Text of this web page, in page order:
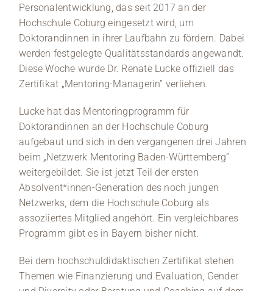
Personalentwicklung, das seit 2017 an der
Hochschule Coburg eingesetzt wird, um
Doktorandinnen in ihrer Laufbahn zu fördern. Dabei
werden festgelegte Qualitätsstandards angewandt.
Diese Woche wurde Dr. Renate Lucke offiziell das
Zertifikat „Mentoring-Managerin” verliehen.
Lucke hat das Mentoringprogramm für
Doktorandinnen an der Hochschule Coburg
aufgebaut und sich in den vergangenen drei Jahren
beim „Netzwerk Mentoring Baden-Württemberg”
weitergebildet. Sie ist jetzt Teil der ersten
Absolvent*innen-Generation des noch jungen
Netzwerks, dem die Hochschule Coburg als
assoziiertes Mitglied angehört. Ein vergleichbares
Programm gibt es in Bayern bisher nicht.
Bei dem hochschuldidaktischen Zertifikat stehen
Themen wie Finanzierung und Evaluation, Gender